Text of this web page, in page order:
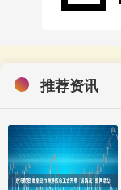
推荐资讯